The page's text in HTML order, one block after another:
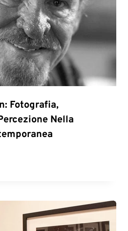
Fotografia,
Nella